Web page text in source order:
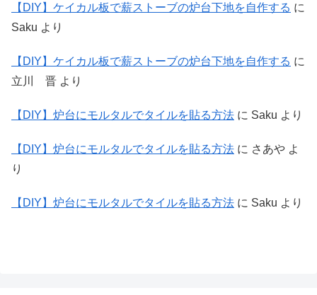
【DIY】ケイカル板で薪ストーブの炉台下地を自作する に
Saku より
【DIY】ケイカル板で薪ストーブの炉台下地を自作する に
立川 晋 より
【DIY】炉台にモルタルでタイルを貼る方法 に Saku より
【DIY】炉台にモルタルでタイルを貼る方法 に さあや よ
り
【DIY】炉台にモルタルでタイルを貼る方法 に Saku より